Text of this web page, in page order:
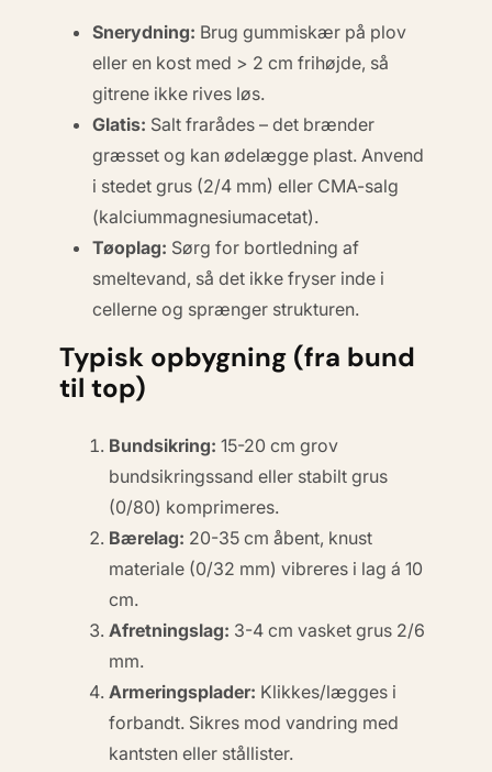
Snerydning: Brug gummiskær på plov
eller en kost med > 2 cm frihøjde, så
gitrene ikke rives løs.
Glatis: Salt frarådes – det brænder
græsset og kan ødelægge plast. Anvend
i stedet grus (2/4 mm) eller CMA-salg
(kalcium­magnesium­acetat).
Tøoplag: Sørg for bortledning af
smeltevand, så det ikke fryser inde i
cellerne og sprænger strukturen.
Typisk opbygning (fra bund
til top)
Bundsikring: 15-20 cm grov
bundsikringssand eller stabilt grus
(0/80) komprimeres.
Bærelag: 20-35 cm åbent, knust
materiale (0/32 mm) vibreres i lag á 10
cm.
Afretningslag: 3-4 cm vasket grus 2/6
mm.
Armeringsplader: Klikkes/lægges i
forbandt. Sikres mod vandring med
kantsten eller stållister.